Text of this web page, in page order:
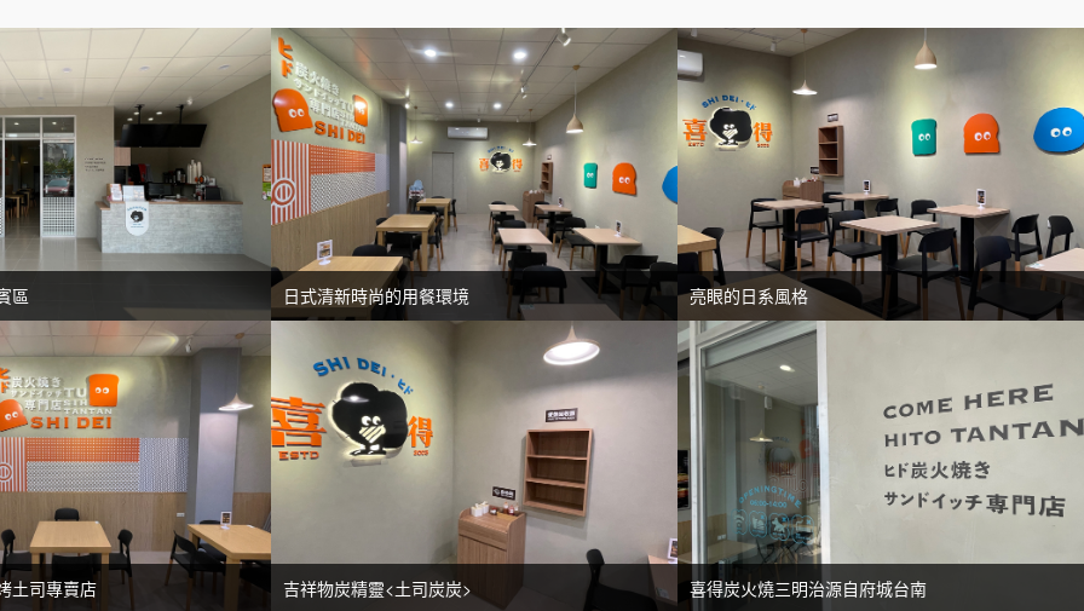
區 日式清新時尚的用餐環境 亮眼的日系風格
土司專賣店 吉祥物炭精靈<土司炭炭> 喜得炭火燒三明治源自府城台南